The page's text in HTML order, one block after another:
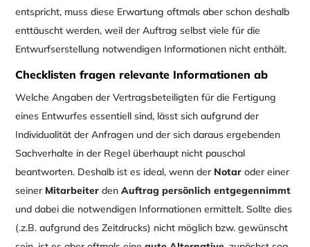
entspricht, muss diese Erwartung oftmals aber schon deshalb
enttäuscht werden, weil der Auftrag selbst viele für die
Entwurfserstellung notwendigen Informationen nicht enthält.
Checklisten fragen relevante Informationen ab
Welche Angaben der Vertragsbeteiligten für die Fertigung
eines Entwurfes essentiell sind, lässt sich aufgrund der
Individualität der Anfragen und der sich daraus ergebenden
Sachverhalte in der Regel überhaupt nicht pauschal
beantworten. Deshalb ist es ideal, wenn der Notar oder einer
seiner MitarbeiterdenAuftrag persönlich entgegennimmt
und dabei die notwendigen Informationen ermittelt. Sollte dies
(.z.B. aufgrund des Zeitdrucks) nicht möglich bzw. gewünscht